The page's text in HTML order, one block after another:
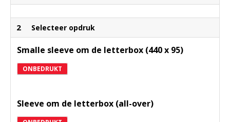
2 Selecteer opdruk
Smalle sleeve om de letterbox (440 x 95)
ONBEDRUKT
Sleeve om de letterbox (all-over)